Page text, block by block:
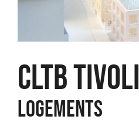
CLTB TIVOLI
Logements